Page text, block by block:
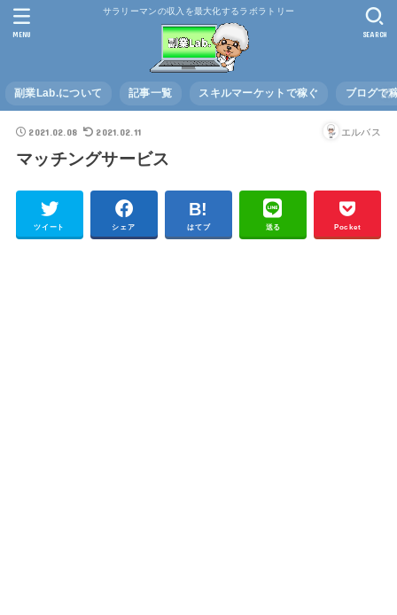
サラリーマンの収入を最大化するラボラトリー
副業Lab.について 記事一覧 スキルマーケットで稼ぐ ブログで
SEARCH
MENU
2021.02.08 2021.02.11 エルバス
マッチングサービス
ツイート シェア はてブ 送る Pocket